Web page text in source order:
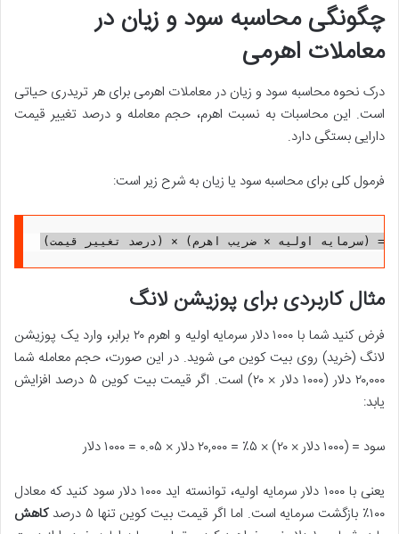
چگونگی محاسبه سود و زیان در
معاملات اهرمی
درک نحوه محاسبه سود و زیان در معاملات اهرمی برای هر تریدری حیاتی
است. این محاسبات به نسبت اهرم، حجم معامله و درصد تغییر قیمت
دارایی بستگی دارد.
فرمول کلی برای محاسبه سود یا زیان به شرح زیر است:
= (سرمایه اولیه × ضریب اهرم) × (درصد تغییر قیمت)
مثال کاربردی برای پوزیشن لانگ
فرض کنید شما با ۱۰۰۰ دلار سرمایه اولیه و اهرم ۲۰ برابر، وارد یک پوزیشن
لانگ (خرید) روی بیت کوین می شوید. در این صورت، حجم معامله شما
۲۰,۰۰۰ دلار (۱۰۰۰ دلار × ۲۰) است. اگر قیمت بیت کوین ۵ درصد افزایش
یابد:
سود = (۱۰۰۰ دلار × ۲۰) × ۵٪ = ۲۰,۰۰۰ دلار × ۰.۰۵ = ۱۰۰۰ دلار
یعنی با ۱۰۰۰ دلار سرمایه اولیه، توانسته اید ۱۰۰۰ دلار سود کنید که معادل
۱۰۰٪ بازگشت سرمایه است. اما اگر قیمت بیت کوین تنها ۵ درصد
کاهش